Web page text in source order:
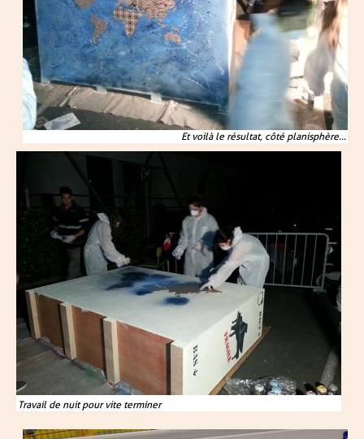
Et voilà le résultat, côté planisphère...
Travail de nuit pour vite terminer